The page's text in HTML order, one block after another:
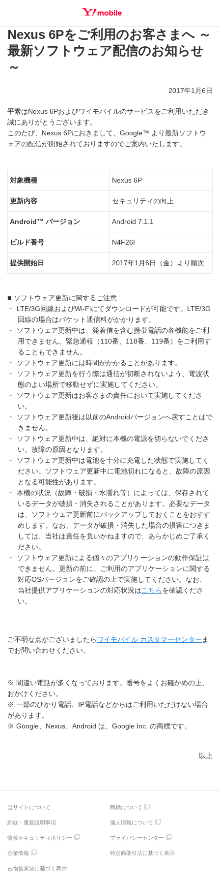
SEARCH
Nexus 6Pをご利用のお客さまへ ～
最新ソフトウェア配信のお知らせ
～
2017年1月6日
平素はNexus 6Pおよびワイモバイルのサービスをご利用いただき
誠にありがとうございます。
このたび、Nexus 6Pにおきまして、Google™ より最新ソフトウ
ェアの配信が開始されておりますのでご案内いたします。
対象機種 Nexus 6P
更新内容 セキュリティの向上
Android™ バージョン Android 7.1.1
ビルド番号 N4F26I
提供開始日 2017年1月6日（金）より順次
■ ソフトウェア更新に関するご注意
・
LTE/3G回線およびWi-Fiにてダウンロードが可能です。LTE/3G
回線の場合はパケット通信料がかかります。
・
ソフトウェア更新中は、発着信を含む携帯電話の各機能をご利
用できません。緊急通報（110番、118番、119番）をご利用す
ることもできません。
・
ソフトウェア更新には時間がかかることがあります。
・
ソフトウェア更新を行う際は通信が切断されないよう、電波状
態のよい場所で移動せずに実施してください。
・
ソフトウェア更新はお客さまの責任において実施してくださ
い。
・
ソフトウェア更新後は以前のAndroidバージョンへ戻すことはで
きません。
・
ソフトウェア更新中は、絶対に本機の電源を切らないでくださ
い。故障の原因となります。
・
ソフトウェア更新中は電池を十分に充電した状態で実施してく
ださい。ソフトウェア更新中に電池切れになると、故障の原因
となる可能性があります。
・
本機の状況（故障・破損・水濡れ等）によっては、保存されて
いるデータが破損・消失されることがあります。必要なデータ
は、ソフトウェア更新前にバックアップしておくことをおすす
めします。なお、データが破損・消失した場合の損害につきま
しては、当社は責任を負いかねますので、あらかじめご了承く
ださい。
・
ソフトウェア更新による個々のアプリケーションの動作保証は
できません。更新の前に、ご利用のアプリケーションに関する
対応OSバージョンをご確認の上で実施してください。なお、
当社提供アプリケーションの対応状況はこちらを確認くださ
い。
ご不明な点がございましたらワイモバイル カスタマーセンター ま
でお問い合わせください。
※ 間違い電話が多くなっております。番号をよくお確かめの上、
おかけください。
※ 一部のひかり電話、IP電話などからはご利用いただけない場合
があります。
※ Google、Nexus、Android は、Google Inc. の商標です。
以上
当サイトについて 商標について
約款・重要説明事項 個人情報について
情報セキュリティポリシー プライバシーセンター
企業情報 特定商取引法に基づく表示
古物営業法に基づく表示